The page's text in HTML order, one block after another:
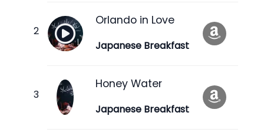
Orlando in Love
Japanese Breakfast
Honey Water
Japanese Breakfast